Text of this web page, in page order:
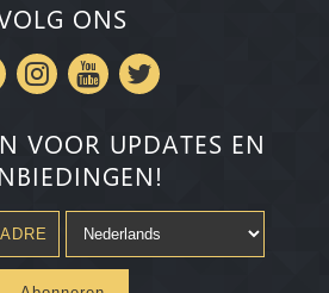
ONS
VOOR UPDATES EN